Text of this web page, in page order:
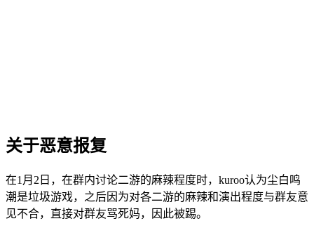
关于恶意报复
在1月2日，在群内讨论二游的麻辣程度时，kuroo认为尘白鸣
潮是垃圾游戏，之后因为对各二游的麻辣和演出程度与群友意
见不合，直接对群友骂死妈，因此被踢。